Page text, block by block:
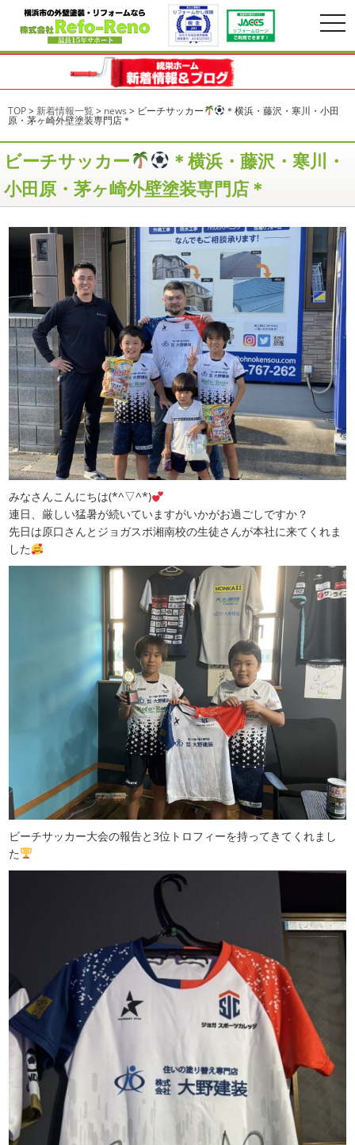
TOP> 新着情報一覧> news > ビーチサッカー ＊横浜・藤沢・寒川・小田
原・茅ヶ崎外壁塗装専門店＊
ビーチサッカー
＊横浜・藤沢・寒川・
小田原・茅ヶ崎外壁塗装専門店＊
みなさんこんにちは(*^▽^*)
連日、厳しい猛暑が続いていますがいかがお過ごしですか？
先日は原口さんとジョガスポ湘南校の生徒さんが本社に来てくれま
した
ビーチサッカー大会の報告と3位トロフィーを持ってきてくれまし
た